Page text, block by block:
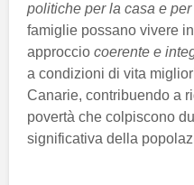
politiche per la casa e per
famiglie possano vivere
approccio coerente e
a condizioni di vita
Canarie, contribuendo a
povertà che colpiscono
significativa della